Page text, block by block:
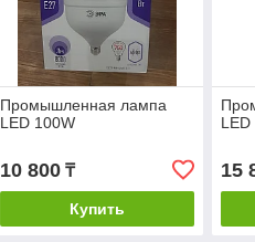
Промышленная лампа
LED 100W
10 800₸
Купить
LED
15